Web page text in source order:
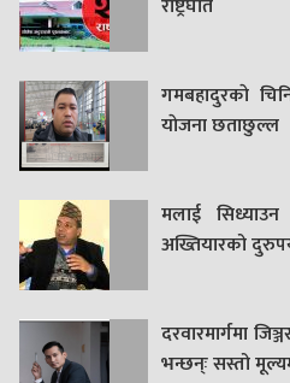
राष्ट्रघात
गमबहादुरकाे
याेजना छताछुल्ल
मलाई
अख्तियारको
दरवारमार्गमा
भन्छन्ः सस्तो